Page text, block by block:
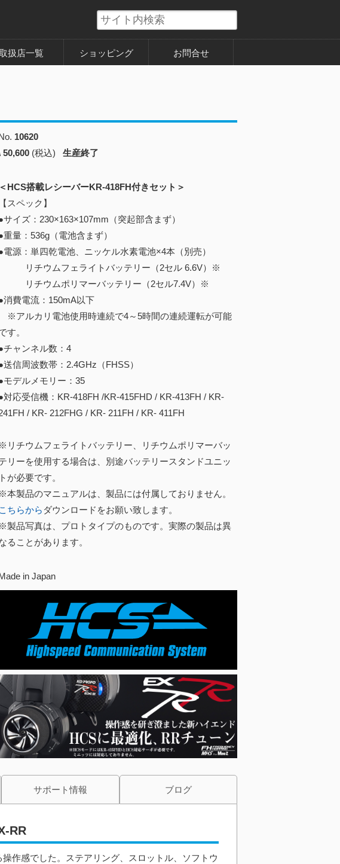
扱店一覧 ショッピング お問合せ
10620
50,600 (税込) 生産終了
＜HCS搭載レシーバーKR-418FH付きセット＞
【スペック】
サイズ：230×163×107mm（突起部含まず）
重量：536g（電池含まず）
電源：単四乾電池、ニッケル水素電池×4本（別売）
リチウムフェライトバッテリー（2セル 6.6V）※
リチウムポリマーバッテリー（2セル7.4V）※
消費電流：150mA以下
※アルカリ電池使用時連続で4～5時間の連続運転が可能
す。
チャンネル数：4
送信周波数帯：2.4GHz（FHSS）
モデルメモリー：35
対応受信機：KR-418FH /KR-415FHD / KR-413FH / KR-
/ KR- 212FHG / KR- 211FH / KR- 411FH
※リチウムフェライトバッテリー、リチウムポリマーバッ
リーを使用する場合は、別途バッテリースタンドユニッ
トが必要です。
※本製品のマニュアルは、製品には付属しておりません。
こちらから ダウンロードをお願い致します。
※製品写真は、プロトタイプのものです。実際の製品は異
ることがあります。
in Japan
サポート情報 ブログ
RR
作感でした。ステアリング、スロットル、ソフトウ